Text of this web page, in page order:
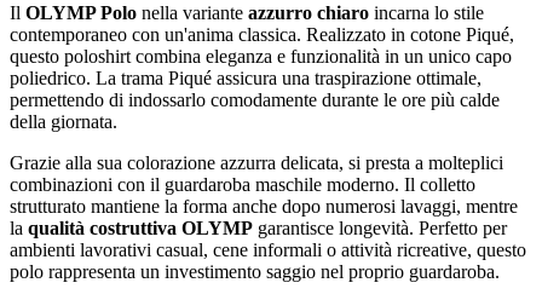
Il OLYMP Polo nella variante azzurro chiaro incarna lo stile
contemporaneo con un'anima classica. Realizzato in cotone Piqué,
questo poloshirt combina eleganza e funzionalità in un unico capo
poliedrico. La trama Piqué assicura una traspirazione ottimale,
permettendo di indossarlo comodamente durante le ore più calde
della giornata.
Grazie alla sua colorazione azzurra delicata, si presta a molteplici
combinazioni con il guardaroba maschile moderno. Il colletto
strutturato mantiene la forma anche dopo numerosi lavaggi, mentre
la qualità costruttiva OLYMP garantisce longevità. Perfetto per
ambienti lavorativi casual, cene informali o attività ricreative, questo
polo rappresenta un investimento saggio nel proprio guardaroba.